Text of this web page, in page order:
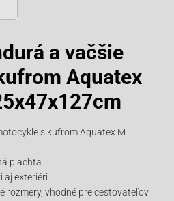
a vačšie
Aquatex
s kufrom Aquatex M
plachta
aj exteriéri
rozmery, vhodné pre cestovateľov